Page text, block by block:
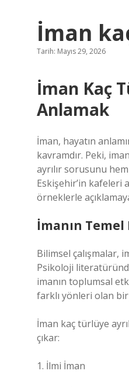
İman
Tarih: Mayıs 29, 2026
İman Kaç
Anlamak
İman, hayatın
kavramdır. Peki,
ayrılır sorusunu
Eskişehir’in kafeleri
örneklerle
İmanın Temel
Bilimsel çalışmalar,
Psikoloji
imanın toplumsal
farklı yönleri olan bir
İman kaç türlüye
çıkar:
1. İlmi İman